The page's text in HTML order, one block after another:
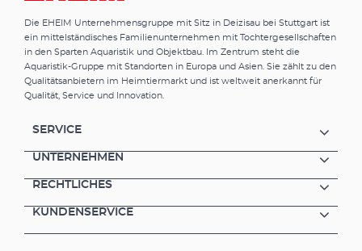
Die EHEIM Unternehmensgruppe mit Sitz in Deizisau bei Stuttgart ist
ein mittelständisches Familienunternehmen mit Tochtergesellschaften
in den Sparten Aquaristik und Objektbau. Im Zentrum steht die
Aquaristik-Gruppe mit Standorten in Europa und Asien. Sie zählt zu den
Qualitätsanbietern im Heimtiermarkt und ist weltweit anerkannt für
Qualität, Service und Innovation.
SERVICE
UNTERNEHMEN
RECHTLICHES
KUNDENSERVICE